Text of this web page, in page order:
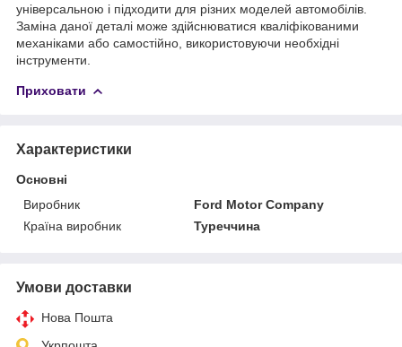
універсальною і підходити для різних моделей автомобілів.
Заміна даної деталі може здійснюватися кваліфікованими
механіками або самостійно, використовуючи необхідні
інструменти.
Приховати
Характеристики
Основні
Виробник
Ford Motor Company
Країна виробник
Туреччина
Умови доставки
Нова Пошта